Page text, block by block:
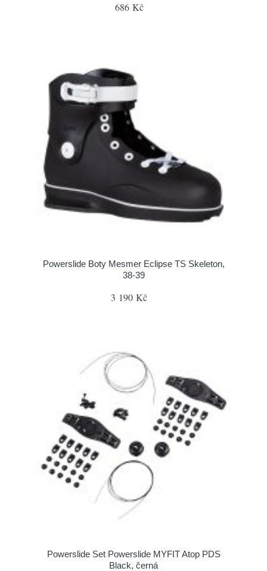
686 Kč
Powerslide Boty Mesmer Eclipse TS Skeleton,
38-39
3 190 Kč
Powerslide Set Powerslide MYFIT Atop PDS
Black, černá